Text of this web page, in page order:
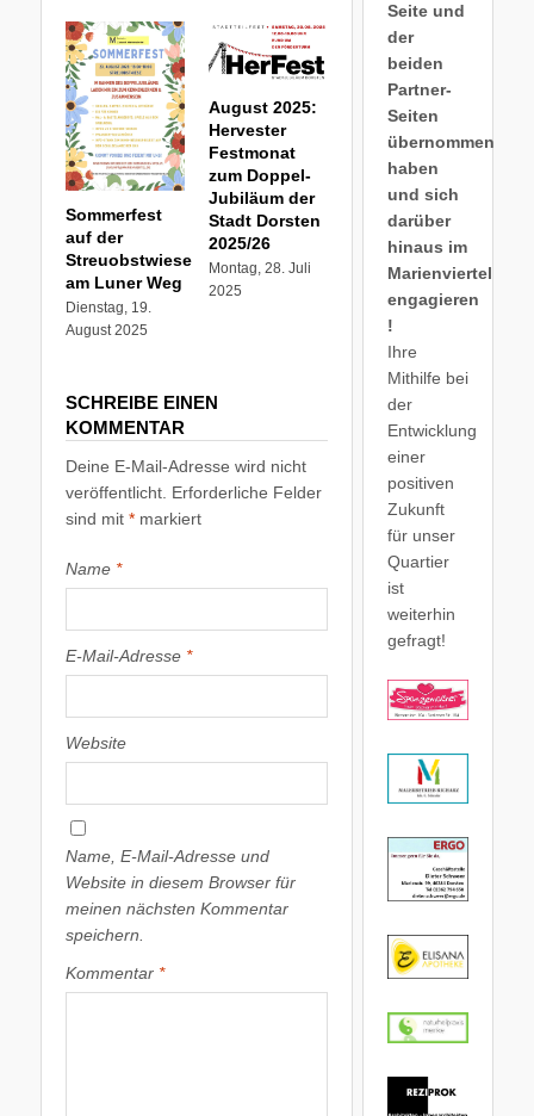
Sommerfest
auf der
Streuobstwiese
am Luner Weg
Dienstag, 19.
August 2025
August 2025:
Hervester
Festmonat
zum Doppel-
Jubiläum der
Stadt Dorsten
2025/26
Montag, 28. Juli
2025
SCHREIBE EINEN
KOMMENTAR
Deine E-Mail-Adresse wird nicht
veröffentlicht. Erforderliche Felder
sind mit *markiert
Name *
E-Mail-Adresse *
Website
Name, E-Mail-Adresse und
Website in diesem Browser für
meinen nächsten Kommentar
speichern.
Kommentar *
Seite und
der
beiden
Partner-
Seiten
übernommen
haben
und sich
darüber
hinaus im
Marienviertel
engagieren
!
Ihre
Mithilfe bei
der
Entwicklung
einer
positiven
Zukunft
für unser
Quartier
ist
weiterhin
gefragt!